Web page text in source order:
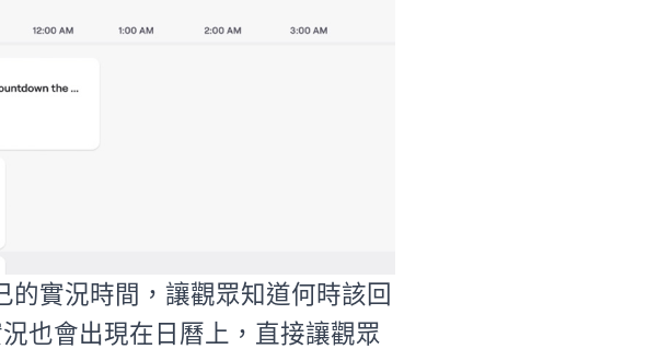
實況時間，讓觀眾知道何時該回
也會出現在日曆上，直接讓觀眾